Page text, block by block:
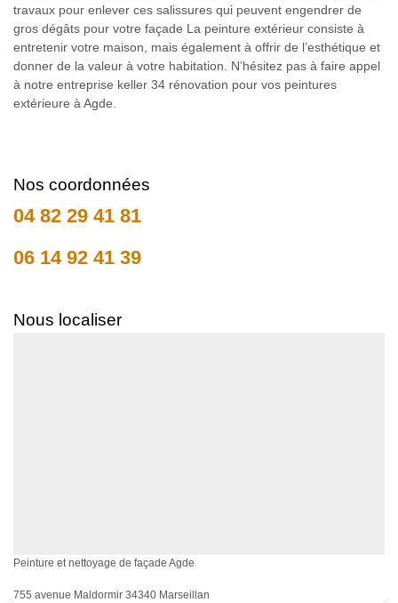
travaux pour enlever ces salissures qui peuvent engendrer de
gros dégâts pour votre façade La peinture extérieur consiste à
entretenir votre maison, mais également à offrir de l’esthétique et
donner de la valeur à votre habitation. N’hésitez pas à faire appel
à notre entreprise keller 34 rénovation pour vos peintures
extérieure à Agde.
Nos coordonnées
04 82 29 41 81
06 14 92 41 39
Nous localiser
Peinture et nettoyage de façade Agde
755 avenue Maldormir 34340 Marseillan